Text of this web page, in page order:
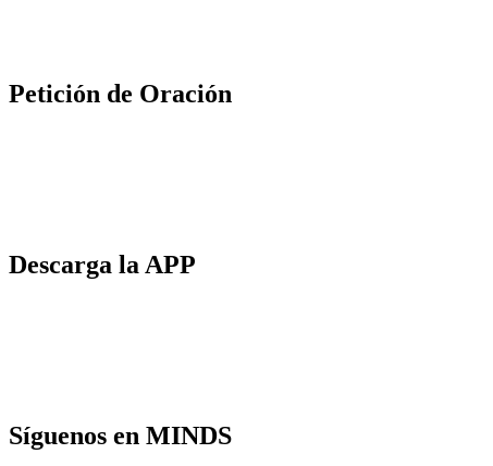
Petición de Oración
Descarga la APP
Síguenos en MINDS